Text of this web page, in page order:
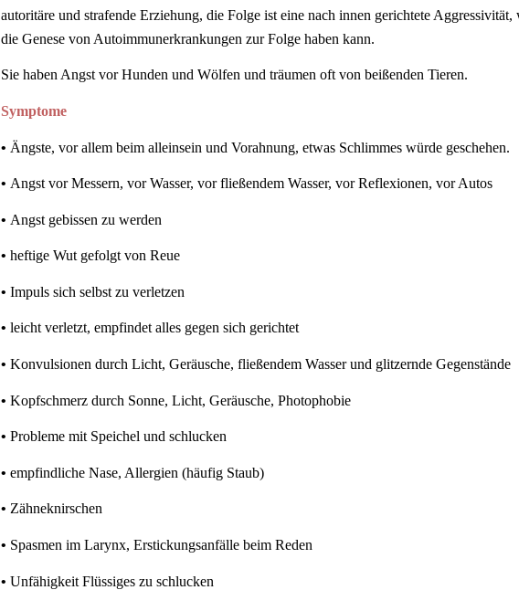
autoritäre und strafende Erziehung, die Folge ist eine nach innen gerichtete Aggressivität,
die Genese von Autoimmunerkrankungen zur Folge haben kann.
Sie haben Angst vor Hunden und Wölfen und träumen oft von beißenden Tieren.
Symptome
• Ängste, vor allem beim alleinsein und Vorahnung, etwas Schlimmes würde geschehen.
• Angst vor Messern, vor Wasser, vor fließendem Wasser, vor Reflexionen, vor Autos
• Angst gebissen zu werden
•heftige Wut gefolgt von Reue
•Impuls sich selbst zu verletzen
•leicht verletzt, empfindet alles gegen sich gerichtet
•Konvulsionen durch Licht, Geräusche, fließendem Wasser und glitzernde Gegenstände
•Kopfschmerz durch Sonne, Licht, Geräusche, Photophobie
•Probleme mit Speichel und schlucken
•empfindliche Nase, Allergien (häufig Staub)
•Zähneknirschen
• Spasmen im Larynx, Erstickungsanfälle beim Reden
•Unfähigkeit Flüssiges zu schlucken